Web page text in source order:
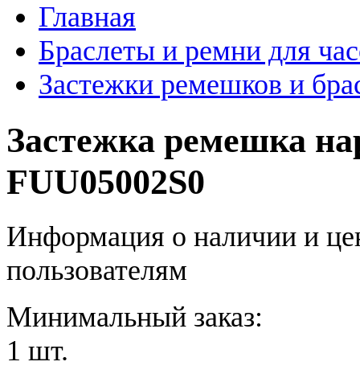
Главная
Браслеты и ремни для
Застежки ремешков и
Застежка ремешка
FUU05002S0
Информация о наличии и
пользователям
Минимальный заказ:
1 шт.